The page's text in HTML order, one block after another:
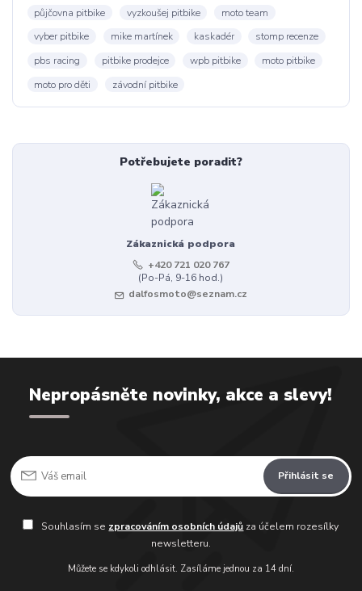
půjčovna pitbike
vyzkoušej pitbike
moto team
vyber pitbike
mike martínek kaskadér
stomp recenze
pbs racing
pitbike prodejce wpb pitbike
moto pitbike
moto pro děti
závodní pitbike
Potřebujete poradit?
Zákaznická podpora
+420 721 020 767
(Po-Pá, 9-16 hod.)
dalfosmoto@seznam.cz
Nepropásněte novinky, akce a slevy!
Přihlásit se
Souhlasím se zpracováním osobních údajů za účelem rozesílky
newsletteru.
Můžete se kdykoli odhlásit. Zasíláme jednou za 14 dní.